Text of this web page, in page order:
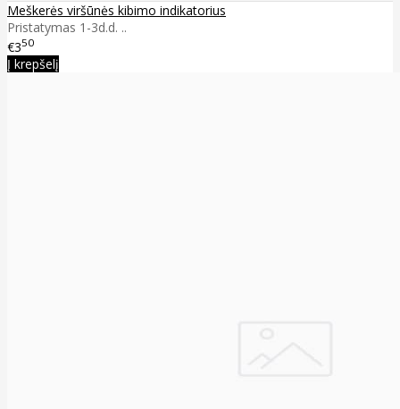
Meškerės viršūnės kibimo indikatorius
Pristatymas 1-3d.d. ..
€350
Į krepšelį